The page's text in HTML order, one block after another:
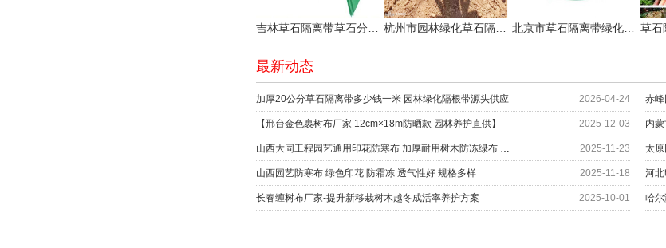
吉林草石隔离带草石分隔板生产厂家 杭州市园林绿化草石隔离带价钱! 北京市草石隔离带绿化分隔带厂家 草石
最新动态
加厚20公分草石隔离带多少钱一米 园林绿化隔根带源头供应 2026-04-24 赤
【邢台金色裹树布厂家 12cm×18m防晒款 园林养护直供】 2025-12-03 内
山西大同工程园艺通用印花防寒布 加厚耐用树木防冻绿布 冬季防护材料厂家 2025-11-23
山西园艺防寒布 绿色印花 防霜冻 透气性好 规格多样 2025-11-18 河
长春缠树布厂家-提升新移栽树木越冬成活率养护方案 2025-10-01 哈